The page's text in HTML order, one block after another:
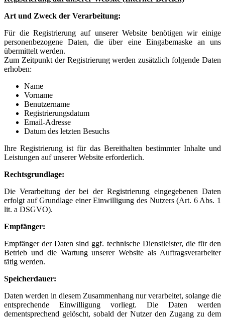
Art und Zweck der Verarbeitung:
Für die Registrierung auf unserer Website benötigen wir einige
personenbezogene Daten, die über eine Eingabemaske an uns
übermittelt werden.
Zum Zeitpunkt der Registrierung werden zusätzlich folgende Daten
erhoben:
Name
Vorname
Benutzername
Registrierungsdatum
Email-Adresse
Datum des letzten Besuchs
Ihre Registrierung ist für das Bereithalten bestimmter Inhalte und
Leistungen auf unserer Website erforderlich.
Rechtsgrundlage:
Die Verarbeitung der bei der Registrierung eingegebenen Daten
erfolgt auf Grundlage einer Einwilligung des Nutzers (Art. 6 Abs. 1
lit. a DSGVO).
Empfänger:
Empfänger der Daten sind ggf. technische Dienstleister, die für den
Betrieb und die Wartung unserer Website als Auftragsverarbeiter
tätig werden.
Speicherdauer:
Daten werden in diesem Zusammenhang nur verarbeitet, solange die
entsprechende Einwilligung vorliegt. Die Daten werden
dementsprechend gelöscht, sobald der Nutzer den Zugang zu dem